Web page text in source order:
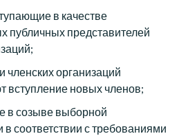
в качестве
публичных представителей
членских организаций
вступление новых членов;
в созыве выборной
соответствии с требованиями